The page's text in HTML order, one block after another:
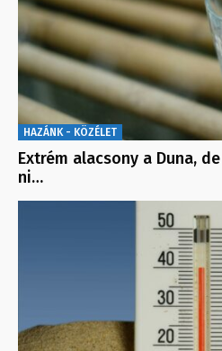
HAZÁNK - KÖZÉLET
Extrém alacsony a Duna,
ni…